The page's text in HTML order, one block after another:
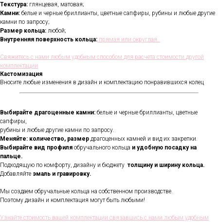
Текстура: глянцевая, матовая;
Камни: белые и черные бриллианты, цветные сапфиры, рубины и любые другие
камни по запросу;
Размер кольца: любой;
Внутренняя поверхность кольца: прямая или округлая.
Свяжитесь с нами любым удобным способом для расчета стоимости другой
комплектации
Кастомизация
Вносите любые изменения в дизайн и комплектацию понравившихся колец
Выбирайте драгоценные камни: белые и черные бриллианты, цветные
сапфиры,
рубины и любые другие камни по запросу.
Меняйте: количество, размер драгоценных камней и вид их закрепки.
Выбирайте вид профиля обручального кольца и удобную посадку на
пальце.
Подходящую по комфорту, дизайну и бюджету толщину и ширину кольца.
Добавляйте эмаль и гравировку.
Мы создаем обручальные кольца на собственном производстве.
Поэтому дизайн и комплектация могут быть любыми!
Узнайте стоимость вашей комплектации связавшись с нами любым удобным